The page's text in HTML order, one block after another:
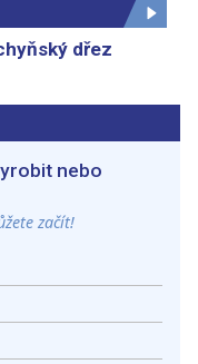
dřez
nebo
začít!